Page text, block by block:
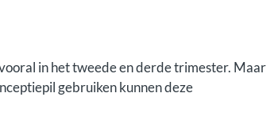
in het tweede en derde trimester. Maar
gebruiken kunnen deze